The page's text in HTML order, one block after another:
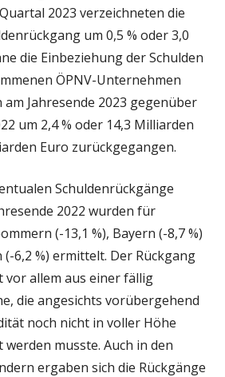
2023 verzeichneten die
um 0,5 % oder 3,0
die Einbeziehung der Schulden
ÖPNV-Unternehmen
am Jahresende 2023 gegenüber
um 2,4 % oder 14,3 Milliarden
Euro zurückgegangen.
Schuldenrückgänge
2022 wurden für
(-13,1 %), Bayern (-8,7 %)
6,2 %) ermittelt. Der Rückgang
allem aus einer fällig
die angesichts vorübergehend
noch nicht in voller Höhe
musste. Auch in den
ergaben sich die Rückgänge